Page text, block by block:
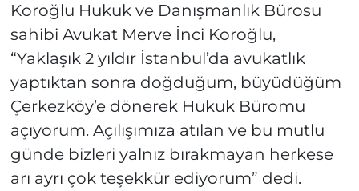
Koroğlu Hukuk ve Danışmanlık Bürosu
sahibi Avukat Merve İnci Koroğlu,
“Yaklaşık 2 yıldır İstanbul’da avukatlık
yaptıktan sonra doğduğum, büyüdüğüm
Çerkezköy’e dönerek Hukuk Büromu
açıyorum. Açılışımıza atılan ve bu mutlu
günde bizleri yalnız bırakmayan herkese
arı ayrı çok teşekkür ediyorum” dedi.